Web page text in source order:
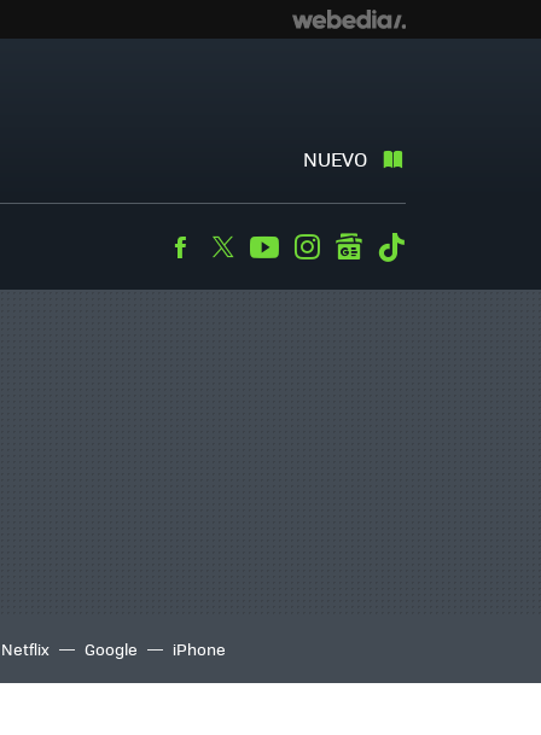
NUEVO
Facebook
TwitterYoutubeInstagramgooglenews
Netflix Google iPhone